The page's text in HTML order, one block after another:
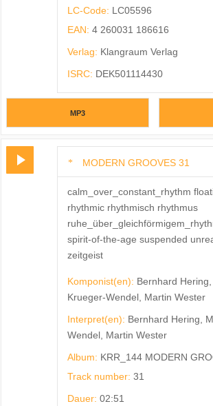
LC-Code: LC05596
EAN: 4 260031 186616
Verlag: Klangraum Verlag
ISRC: DEK501114430
MP3
MODERN GROOVES 31
calm_over_constant_rhythm
rhythmic rhythmisch rhythmus
spirit-of-the-age suspended
zeitgeist
Komponist(en): Bernhard
Krueger-Wendel, Martin Wester
Interpret(en): Bernhard Hering,
Wendel, Martin Wester
Album: KRR_144 MODERN
Track number: 31
Dauer: 02:51